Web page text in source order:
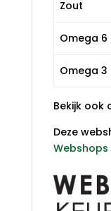
Zout
Omega 6
Omega 3
Bekijk ook
Deze
Webshops